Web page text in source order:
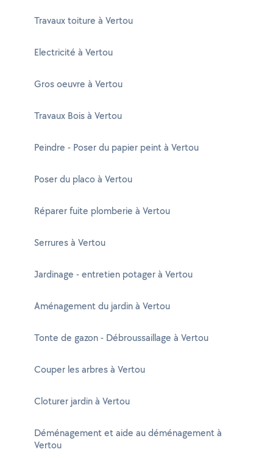
Travaux toiture à Vertou
Electricité à Vertou
Gros oeuvre à Vertou
Travaux Bois à Vertou
Peindre - Poser du papier peint à Vertou
Poser du placo à Vertou
Réparer fuite plomberie à Vertou
Serrures à Vertou
Jardinage - entretien potager à Vertou
Aménagement du jardin à Vertou
Tonte de gazon - Débroussaillage à Vertou
Couper les arbres à Vertou
Cloturer jardin à Vertou
Déménagement et aide au déménagement à
Vertou